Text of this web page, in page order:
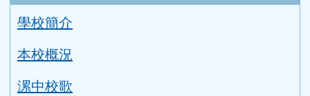
學校簡介
本校概況
漯中校歌